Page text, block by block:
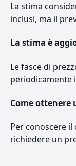
La stima
inclusi, ma il
La stima è
Le fasce di
periodicamente
Come ottenere
Per conoscere
richiedere un